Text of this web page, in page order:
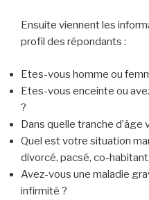
Ensuite viennent les
profil des répondants :
Etes-vous homme ou
Etes-vous enceinte ou
?
Dans quelle tranche d’âge
Quel est votre situation
divorcé, pacsé, co-
Avez-vous une maladie
infirmité ?